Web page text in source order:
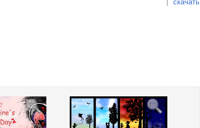
| скачать